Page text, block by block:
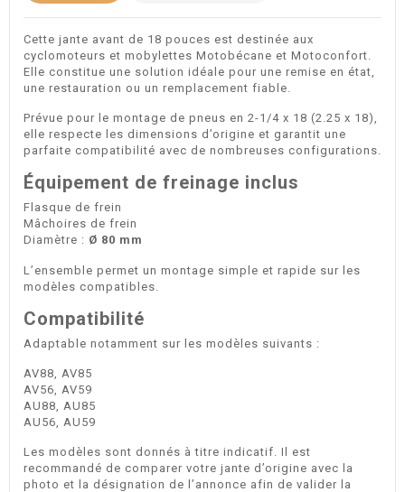
Cette jante avant de 18 pouces est destinée aux
cyclomoteurs et mobylettes Motobécane et Motoconfort.
Elle constitue une solution idéale pour une remise en état,
une restauration ou un remplacement fiable.
Prévue pour le montage de pneus en 2-1/4 x 18 (2.25 x 18),
elle respecte les dimensions d’origine et garantit une
parfaite compatibilité avec de nombreuses configurations.
Équipement de freinage inclus
Flasque de frein
Mâchoires de frein
Diamètre : Ø 80 mm
L’ensemble permet un montage simple et rapide sur les
modèles compatibles.
Compatibilité
Adaptable notamment sur les modèles suivants :
AV88, AV85
AV56, AV59
AU88, AU85
AU56, AU59
Les modèles sont donnés à titre indicatif. Il est
recommandé de comparer votre jante d’origine avec la
photo et la désignation de l’annonce afin de valider la